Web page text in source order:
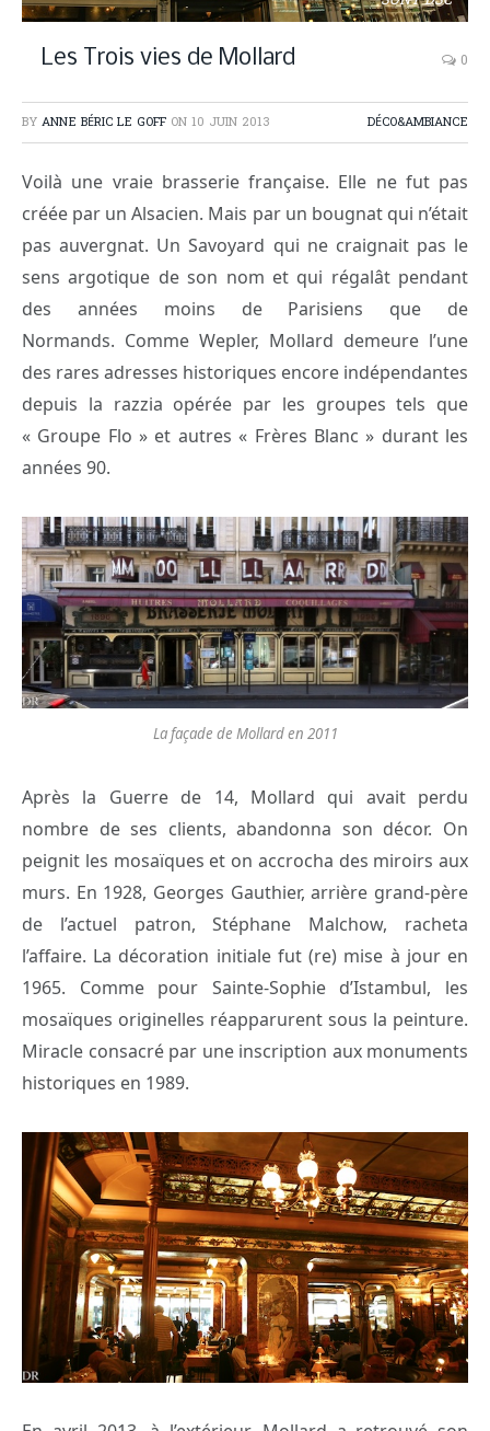
Les Trois vies de Mollard 0
BY ANNE BÉRIC LE GOFF ON 10 JUIN 2013 DÉCO&AMBIANCE
Voilà une vraie brasserie française. Elle ne fut pas
créée par un Alsacien. Mais par un bougnat qui n’était
pas auvergnat. Un Savoyard qui ne craignait pas le
sens argotique de son nom et qui régalât pendant
des années moins de Parisiens que de
Normands. Comme Wepler, Mollard demeure l’une
des rares adresses historiques encore indépendantes
depuis la razzia opérée par les groupes tels que
« Groupe Flo » et autres « Frères Blanc » durant les
années 90.
La façade de Mollard en 2011
Après la Guerre de 14, Mollard qui avait perdu
nombre de ses clients, abandonna son décor. On
peignit les mosaïques et on accrocha des miroirs aux
murs. En 1928, Georges Gauthier, arrière grand-père
de l’actuel patron, Stéphane Malchow, racheta
l’affaire. La décoration initiale fut (re) mise à jour en
1965. Comme pour Sainte-Sophie d’Istambul, les
mosaïques originelles réapparurent sous la peinture.
Miracle consacré par une inscription aux monuments
historiques en 1989.